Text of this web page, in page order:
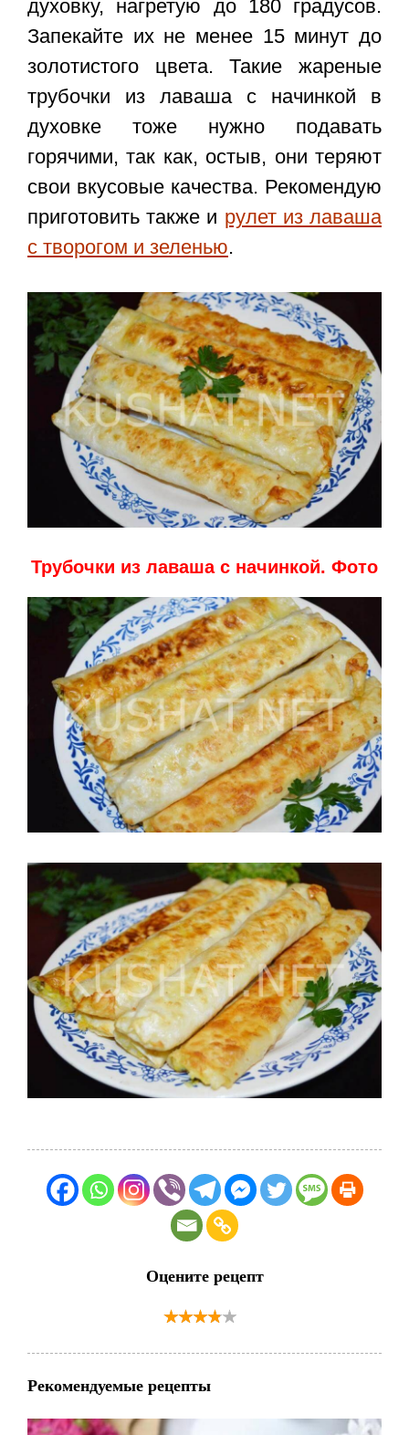
духовку, нагретую до 180 градусов.
Запекайте их не менее 15 минут до
золотистого цвета. Такие жареные
трубочки из лаваша с начинкой в
духовке тоже нужно подавать
горячими, так как, остыв, они теряют
свои вкусовые качества. Рекомендую
приготовить также и рулет из лаваша
с творогом и зеленью.
Трубочки из лаваша с начинкой. Фото
Оцените рецепт
Рекомендуемые рецепты